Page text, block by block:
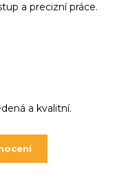
a precizní práce.
a kvalitní.